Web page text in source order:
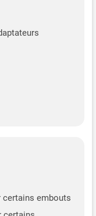
certains embouts